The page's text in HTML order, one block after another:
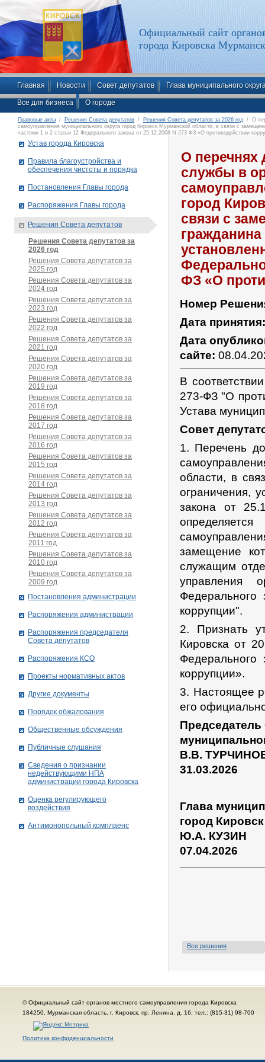
Официальный сайт
города Кировска
Главная Новости Совет депутатов Глава муниципального
Все для бизнеса О городе
Правовые акты / Решения Совета депутатов / Решения Совета депутатов за 2026 год / О
самоуправления муниципального округа город Кировск Мурманской области, в связи с
частями 1 и 2 статьи 12 Федерального закона от 25.12.2008 N 273-ФЗ «О противодействии
О перечнях
службы в
город
связи с
гражданина
ФЗ «О
Номер
Дата
Дата
сайте:
В
273-ФЗ "О
Устава
Совет
1. Перечень
области, в
ограничения,
закона от
замещение
служащим
управления
коррупции".
2. Признать
Кировска от
коррупции».
3. Настоящее
его
Председатель
В.В.
31.03.2026
Глава
город
Ю.А. КУЗИН
07.04.2026
Все решения
Устав города Кировска
Правила благоустройства и
обеспечения чистоты и порядка
Постановления Главы города
Распоряжения Главы города
Решения Совета депутатов
Решения Совета депутатов за
2026 год
Решения Совета депутатов за
2025 год
Решения Совета депутатов за
2024 год
Решения Совета депутатов за
2023 год
Решения Совета депутатов за
2022 год
Решения Совета депутатов за
2021 год
Решения Совета депутатов за
2020 год
Решения Совета депутатов за
2019 год
Решения Совета депутатов за
2018 год
Решения Совета депутатов за
2017 год
Решения Совета депутатов за
2016 год
Решения Совета депутатов за
2015 год
Решения Совета депутатов за
2014 год
Решения Совета депутатов за
2013 год
Решения Совета депутатов за
2012 год
Решения Совета депутатов за
2011 год
Решения Совета депутатов за
2010 год
Решения Совета депутатов за
2009 год
Постановления администрации
Распоряжения администрации
Распоряжения председателя
Совета депутатов
Распоряжения КСО
Проекты нормативных актов
Другие документы
Порядок обжалования
Общественные обсуждения
Публичные слушания
Сведения о признании
недействующими НПА
администрации города Кировскa
Оценка регулирующего
воздействия
Антимонопольный комплаенс
© Официальный сайт органов местного самоуправления города Кировска
184250, Мурманская область, г. Кировск, пр. Ленина, д. 16, тел.: (815-31) 98-700
Политика конфиденциальности